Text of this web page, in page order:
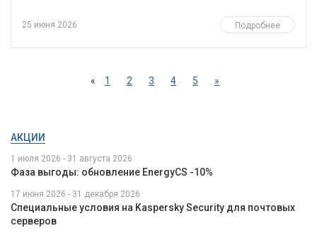
АКЦИИ
1 июля 2026 - 31 августа 2026
Фаза выгоды: обновление EnergyCS -10%
17 июня 2026 - 31 декабря 2026
Специальные условия на Kaspersky Security для почтовых
серверов
25 июня 2026 Подробнее
« 1 2 3 4 5 »